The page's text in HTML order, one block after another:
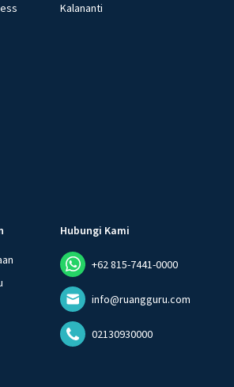
Kalananti
Hubungi Kami
+62 815-7441-0000
info@ruangguru.com
02130930000